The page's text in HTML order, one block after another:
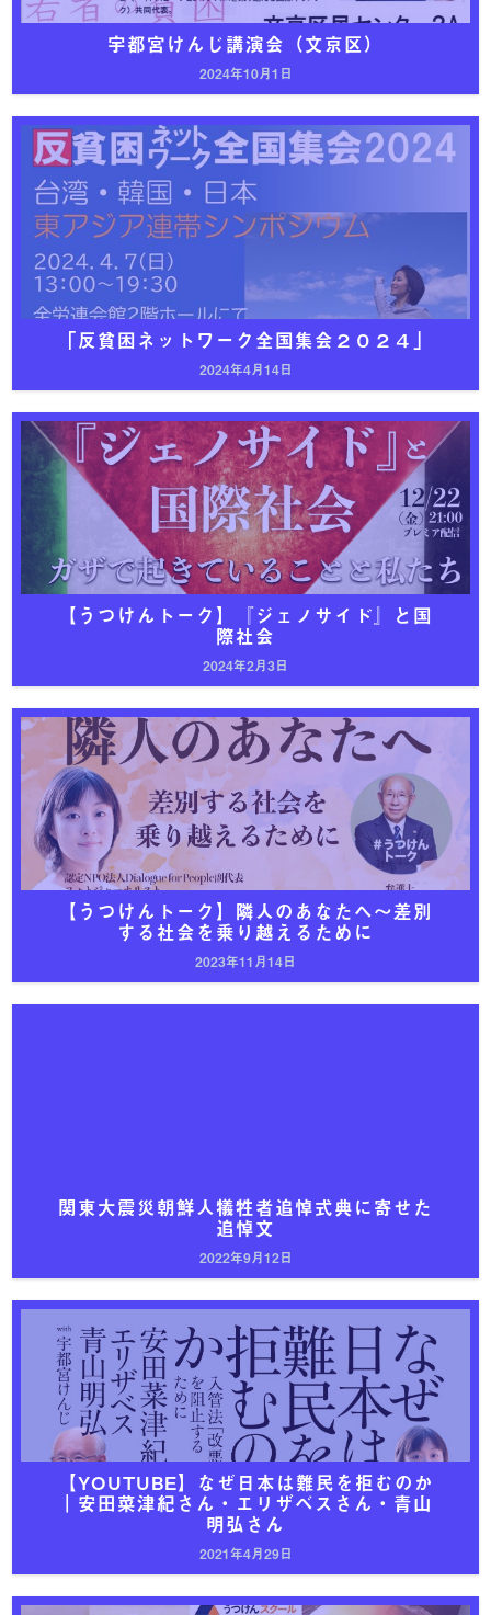
2024年10月1日
宇都宮けんじ講演会（文京区）
2024年4月14日
「反貧困ネットワーク全国集会２０２４」
2024年2月3日
【うつけんトーク】『ジェノサイド』と国
際社会
2023年11月14日
【うつけんトーク】隣人のあなたへ～差別
する社会を乗り越えるために
2022年9月12日
関東大震災朝鮮人犠牲者追悼式典に寄せた
追悼文
2021年4月29日
【YOUTUBE】なぜ日本は難民を拒むのか
｜安田菜津紀さん・エリザベスさん・青山
明弘さん